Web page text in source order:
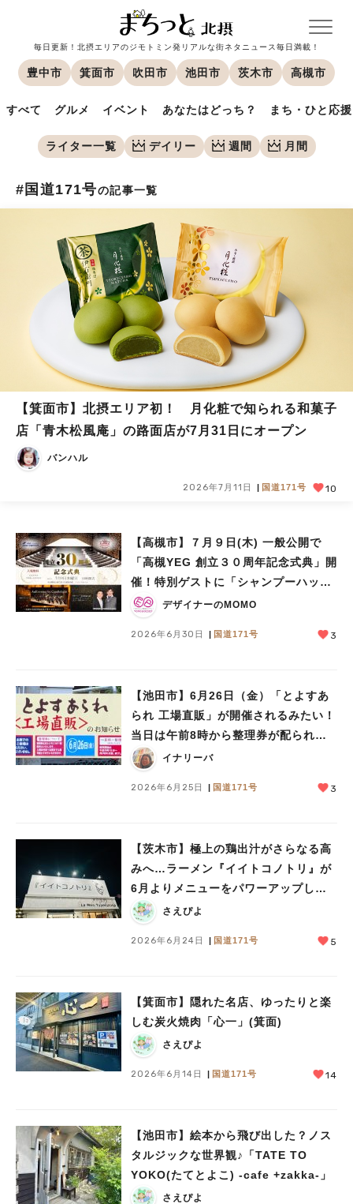
毎日更新！北摂エリアのジモトミン発リアルな街ネタニュース毎日満載！
豊中市 箕面市 吹田市 池田市 茨木市 高槻市
すべて グルメ イベント あなたはどっち？ まち・ひと応援
ライター一覧 デイリー 週間 月間
#国道171号の記事一覧
【箕面市】北摂エリア初！ 月化粧で知られる和菓子
店「青木松風庵」の路面店が7月31日にオープン
バンハル
2026年7月11日 国道171号 10
【高槻市】７月９日(木) 一般公開で
「高槻YEG 創立３０周年記念式典」開
催！特別ゲストに「シャンプーハッ
ト」も来場！
デザイナーのMOMO
2026年6月30日 国道171号 3
【池田市】6月26日（金）「とよすあ
られ 工場直販」が開催されるみたい！
当日は午前8時から整理券が配られる
んだってイナリーバ
2026年6月25日 国道171号 3
【茨木市】極上の鶏出汁がさらなる高
みへ…ラーメン『イイトコノトリ』が
6月よりメニューをパワーアップして
います！さえぴよ
2026年6月24日 国道171号 5
【箕面市】隠れた名店、ゆったりと楽
しむ炭火焼肉「心一」(箕面)
さえぴよ
2026年6月14日 国道171号 14
【池田市】絵本から飛び出した？ノス
タルジックな世界観♪「TATE TO
YOKO(たてとよこ) -cafe +zakka-」
さえぴよ